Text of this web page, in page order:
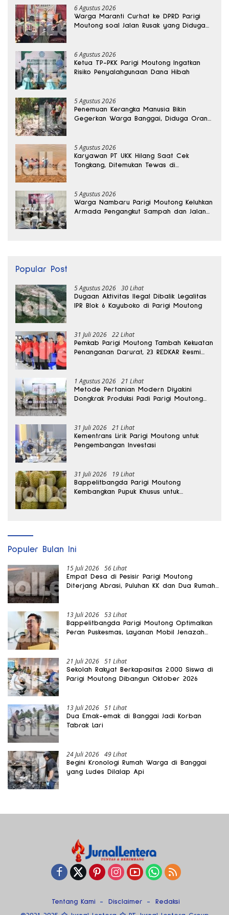
6 Agustus 2026
Warga Maranti Curhat ke DPRD Parigi
Moutong soal Jalan Rusak yang Diduga
6 Agustus 2026
Ketua TP-PKK Parigi Moutong Ingatkan
Risiko Penyalahgunaan Dana Hibah
5 Agustus 2026
Penemuan Kerangka Manusia Bikin
Gegerkan Warga Banggai, Diduga Orang
5 Agustus 2026
Karyawan PT UKK Hilang Saat Cek
Tongkang, Ditemukan Tewas di
5 Agustus 2026
Warga Nambaru Parigi Moutong Keluhkan
Armada Pengangkut Sampah dan Jalan
Popular Post
5 Agustus 2026 30 Lihat
Dugaan Aktivitas Ilegal Dibalik Legalitas
IPR Blok 6 Kayuboko di Parigi Moutong
31 Juli 2026 22 Lihat
Pemkab Parigi Moutong Tambah Kekuatan
Penanganan Darurat, 23 REDKAR Resmi
1 Agustus 2026 21 Lihat
Metode Pertanian Modern Diyakini
Dongkrak Produksi Padi Parigi Moutong
31 Juli 2026 21 Lihat
Kementrans Lirik Parigi Moutong untuk
Pengembangan Investasi
31 Juli 2026 19 Lihat
Bappelitbangda Parigi Moutong
Kembangkan Pupuk Khusus untuk
Populer Bulan Ini
15 Juli 2026 56 Lihat
Empat Desa di Pesisir Parigi Moutong
Diterjang Abrasi, Puluhan KK dan Dua Rumah
13 Juli 2026 53 Lihat
Bappelitbangda Parigi Moutong Optimalkan
Peran Puskesmas, Layanan Mobil Jenazah
21 Juli 2026 51 Lihat
Sekolah Rakyat Berkapasitas 2.000 Siswa di
Parigi Moutong Dibangun Oktober 2026
13 Juli 2026 51 Lihat
Dua Emak-emak di Banggai Jadi Korban
Tabrak Lari
24 Juli 2026 49 Lihat
Begini Kronologi Rumah Warga di Banggai
yang Ludes Dilalap Api
Tentang Kami Disclaimer
Redaksi